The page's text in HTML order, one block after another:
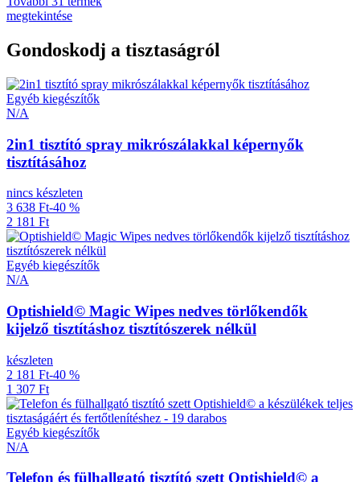
megtekintése
Gondoskodj a tisztaságról
Egyéb kiegészítők
N/A
2in1 tisztító spray mikrószálakkal képernyők
tisztításához
nincs készleten
3 638 Ft-40 %
2 181 Ft
Egyéb kiegészítők
N/A
Optishield© Magic Wipes nedves törlőkendők
kijelző tisztításhoz tisztítószerek nélkül
készleten
2 181 Ft-40 %
1 307 Ft
Egyéb kiegészítők
N/A
Telefon és fülhallgató tisztító szett Optishield© a